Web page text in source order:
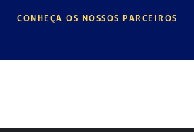
CONHEÇA OS NOSSOS PARCEIROS